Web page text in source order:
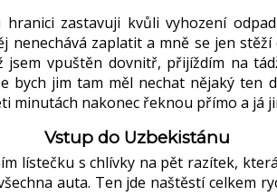
zastavuji kvůli vyhození
nenechává zaplatit a mně se jen
vpuštěn dovnitř, přijíždím na
bych jim tam měl nechat nějaký ten
minutách nakonec řeknou přímo a já
Vstup do Uzbekistánu
lístečku s chlívky na pět razítek,
auta. Ten jde naštěstí celkem